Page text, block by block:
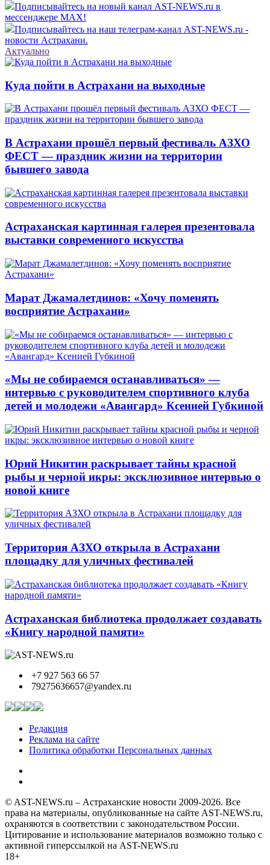
Подписывайтесь на новый канал AST-NEWS.ru в
мессенджере MAX!
Подписывайтесь на наш телеграм-канал AST-NEWS.ru -
новости Астрахани.
Актуально
Куда пойти в Астрахани на выходные
В Астрахани прошёл первый фестиваль АЗХО
ФЕСТ — праздник жизни на территории
бывшего завода
Астраханская картинная галерея презентовала
выставки современного искусства
Марат Джамалетдинов: «Хочу поменять
восприятие Астрахани»
«Мы не собираемся останавливаться» —
интервью с руководителем спортивного клуба
детей и молодежи «Авангард» Ксенией Губкиной
Юрий Никитин раскрывает тайны красной
рыбы и черной икры: эксклюзивное интервью о
новой книге
Территория АЗХО открыла в Астрахани
площадку для уличных фестивалей
Астраханская библиотека продолжает создавать
«Книгу народной памяти»
+7 927 563 66 57
79275636657@yandex.ru
Редакция
Реклама на сайте
Политика обработки Персональных данных
© AST-NEWS.ru – Астраханские новости 2009-2026. Все
права на материалы, опубликованные на сайте AST-NEWS.ru,
охраняются в соответствии с законодательством России.
Цитирование и использование материалов возможно только с
активной гиперссылкой на AST-NEWS.ru
18+